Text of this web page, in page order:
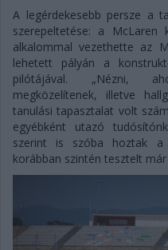
A legérdekesebb persze a
szerepeltetése: a
alkalommal vezethette az
lehetett pályán a
pilótájával. „Nézni,
megközelítenek, illetve
tanulási tapasztalat volt
egyébként utazó
szerint is szóba hoztak a
korábban szintén tesztelt már